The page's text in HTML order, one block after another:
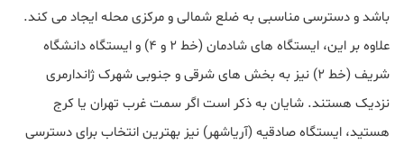
باشد و دسترسی مناسبی به ضلع شمالی و مرکزی محله ایجاد می‌ کند.
علاوه بر این، ایستگاه‌ های شادمان (خط ۲ و ۴) و ایستگاه دانشگاه
شریف (خط ۲) نیز به بخش‌ های شرقی و جنوبی شهرک ژاندارمری
نزدیک هستند. شایان به ذکر است اگر سمت غرب تهران یا کرج
هستید، ایستگاه صادقیه (آریاشهر) نیز بهترین انتخاب برای دسترسی